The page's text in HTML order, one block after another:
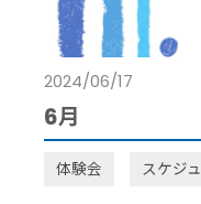
2024/06/17
6月
体験会 スケジ